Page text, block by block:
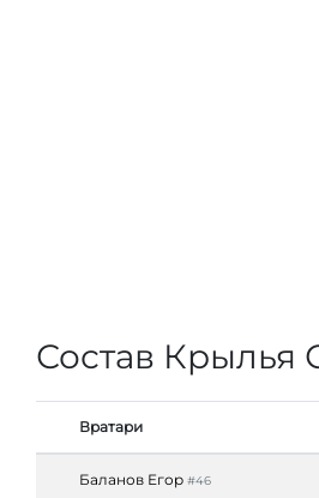
Состав Крылья
Вратари
Баланов Егор #46